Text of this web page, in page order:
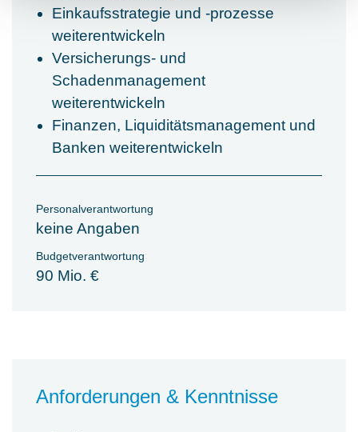
Einkaufsstrategie und -prozesse
weiterentwickeln
Versicherungs- und
Schadenmanagement
weiterentwickeln
Finanzen, Liquiditätsmanagement und
Banken weiterentwickeln
Personalverantwortung
keine Angaben
Budgetverantwortung
90 Mio. €
Anforderungen & Kenntnisse